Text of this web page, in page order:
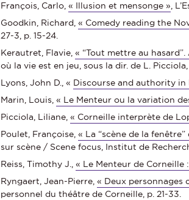
François, Carlo,« Illusion et mensonge » ,
Goodkin, Richard,« Comedy reading the
27-3, p. 15-24.
Kerautret, Flavie,« “Tout mettre au
où la vie est en jeu, sous la dir. de L.
Lyons, John D., « Discourse and authority in
Marin, Louis,« Le Menteur ou la variation
Picciola, Liliane,« Corneille interprète de
Poulet, Françoise,« La “scène de la
sur scène / Scene focus, Institut de
Reiss, Timothy J.,« Le Menteur de Corneille
Ryngaert, Jean-Pierre,« Deux personnages
personnel du théâtre de Corneille, p. 21-33.